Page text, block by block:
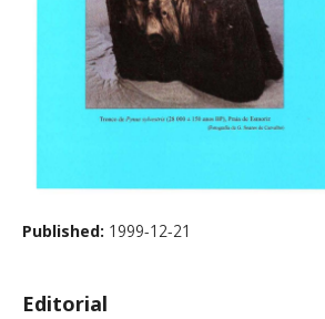
Published: 1999-12-21
Editorial